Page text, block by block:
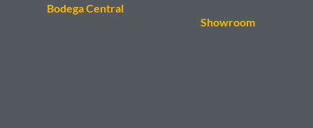
Bodega Central
Showroom